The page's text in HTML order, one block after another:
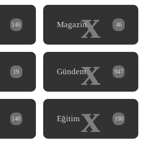
146 x
Magazin 46
19 x
Gündem 947
148 x
Eğitim 190